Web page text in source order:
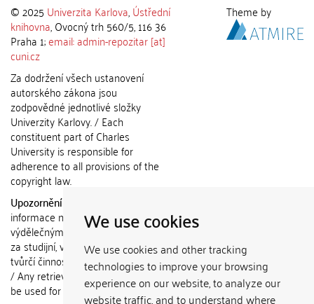
We use cookies
We use cookies and other tracking
technologies to improve your browsing
experience on our website, to analyze our
website traffic, and to understand where
© 2025 Univerzita Karlova,Ústřední
knihovna, Ovocný trh 560/5, 116 36
Praha 1;email: admin-repozitar [at]
cuni.cz
Za dodržení všech ustanovení
autorského zákona jsou
zodpovědné jednotlivé složky
Univerzity Karlovy. / Each
constituent part of Charles
University is responsible for
adherence to all provisions of the
copyright law.
Upozornění / Notice:
informace nemohou být použity k
výdělečným účelům nebo vydávány
za studijní, vědeckou nebo jinou
tvůrčí činnost jiné osoby než autora.
/ Any retrieved information shall not
be used for any commercial
Theme by